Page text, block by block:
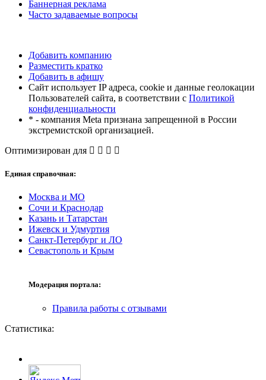
Баннерная реклама
Часто задаваемые вопросы
Добавить компанию
Разместить кратко
Добавить в афишу
Сайт использует IP адреса, cookie и данные геолокации
Пользователей сайта, в соответствии с Политикой
конфиденциальности
* - компания Meta признана запрещенной в России
экстремистской организацией.
Оптимизирован для
Единая справочная:
Москва и МО
Сочи и Краснодар
Казань и Татарстан
Ижевск и Удмуртия
Санкт-Петербург и ЛО
Севастополь и Крым
Модерация портала:
Правила работы с отзывами
Статистика: